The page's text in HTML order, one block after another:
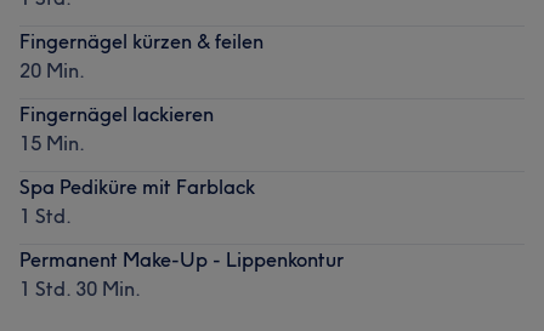
Fingernägel kürzen & feilen
20 Min.
Fingernägel lackieren
15 Min.
Spa Pediküre mit Farblack
1 Std.
Permanent Make-Up - Lippenkontur
1 Std. 30 Min.